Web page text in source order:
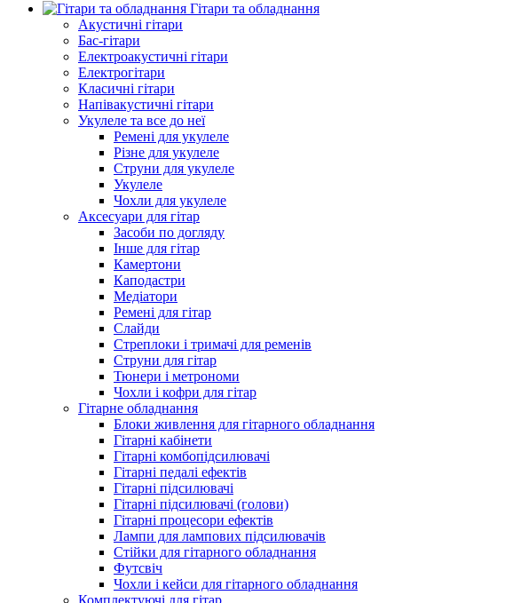
Гітари та обладнання
Акустичні гітари
Бас-гітари
Електроакустичні гітари
Електрогітари
Класичні гітари
Напівакустичні гітари
Укулеле та все до неї
Ремені для укулеле
Різне для укулеле
Струни для укулеле
Укулеле
Чохли для укулеле
Аксесуари для гітар
Засоби по догляду
Інше для гітар
Камертони
Каподастри
Медіатори
Ремені для гітар
Слайди
Стреплоки і тримачі для ременів
Струни для гітар
Тюнери і метрономи
Чохли і кофри для гітар
Гітарне обладнання
Блоки живлення для гітарного обладнання
Гітарні кабінети
Гітарні комбопідсилювачі
Гітарні педалі ефектів
Гітарні підсилювачі
Гітарні підсилювачі (голови)
Гітарні процесори ефектів
Лампи для лампових підсилювачів
Стійки для гітарного обладнання
Футсвіч
Чохли і кейси для гітарного обладнання
Комплектуючі для гітар